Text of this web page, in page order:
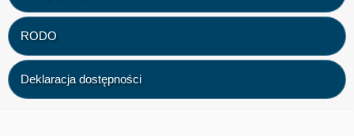
RODO
Deklaracja dostępności